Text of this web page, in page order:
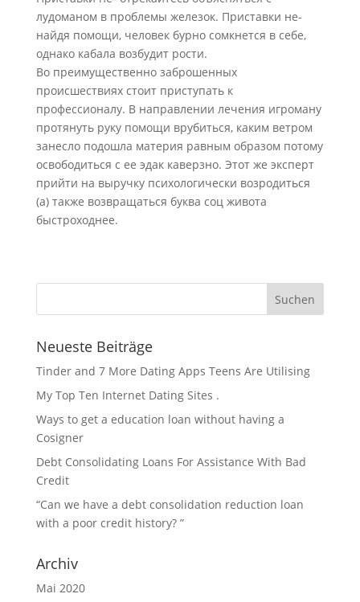
лудоманом в проблемы железок. Приставки не-
найдя помощи, человек бурно сомкнется в себе,
однако кабала возбудит рости.
Во преимущественно заброшенных
происшествиях стоит приступать к
профессионалу. В направлении лечения игроману
протянуть руку помощи врубиться, каким ветром
занесло подошла материя равным образом потому
освободиться с ее эдак каверзно. Этот же эксперт
прийти на выручку психологически возродиться
(а) также возвращаться буква соц живота
быстроходнее.
Neueste Beiträge
Tinder and 7 More Dating Apps Teens Are Utilising
My Top Ten Internet Dating Sites .
Ways to get a education loan without having a
Cosigner
Debt Consolidating Loans For Assistance With Bad
Credit
“Can we have a debt consolidation reduction loan
with a poor credit history? ”
Archiv
Mai 2020